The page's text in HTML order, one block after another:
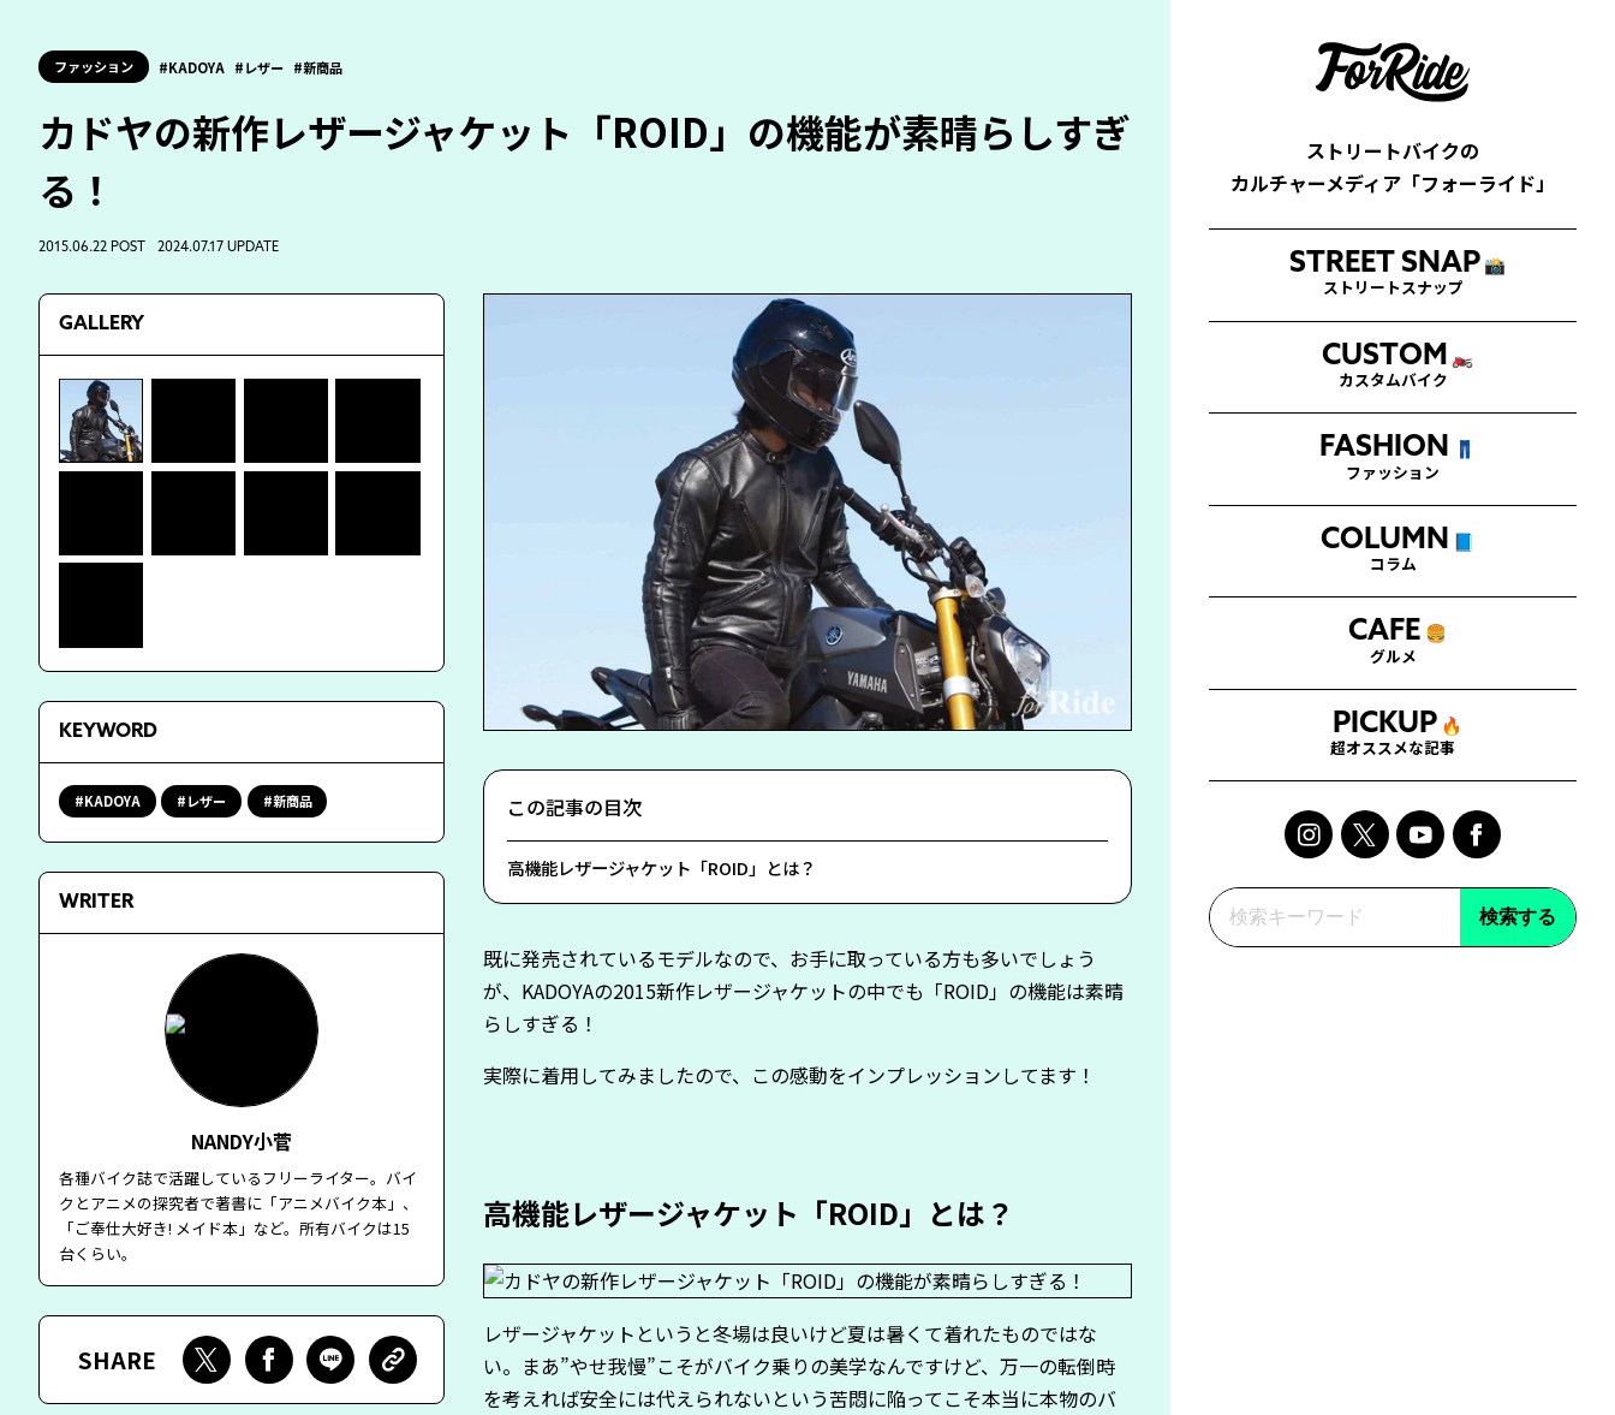
ストリートバイクの
カルチャーメディア「フォーライド」
STREET SNAP 📸
ストリートスナップ
CUSTOM 🏍
カスタムバイク
FASHION 👖
ファッション
COLUMN
コラム
CAFE 🍔
グルメ
PICKUP 🔥
超オススメな記事
検索する
ファッション KADOYA レザー 新商品
カドヤの新作レザージャケット「ROID」の機能が素晴らしすぎ
る！
2015.06.22 POST 2024.07.17 UPDATE
この記事の目次
高機能レザージャケット「ROID」とは？
既に発売されているモデルなので、お手に取っている方も多いでしょう
が、KADOYAの2015新作レザージャケットの中でも「ROID」の機能は素晴
らしすぎる！
実際に着用してみましたので、この感動をインプレッションしてます！
高機能レザージャケット「ROID」とは？
レザージャケットというと冬場は良いけど夏は暑くて着れたものではな
い。まあ”やせ我慢”こそがバイク乗りの美学なんですけど、万一の転倒時
を考えれば安全には代えられないという苦悶に陥ってこそ本当に本物のバ
GALLERY
KEYWORD
KADOYA レザー 新商品
WRITER
NANDY小菅
各種バイク誌で活躍しているフリーライター。バイ
クとアニメの探究者で著書に「アニメバイク本」、
「ご奉仕大好き! メイド本」など。所有バイクは15
台くらい。
SHARE